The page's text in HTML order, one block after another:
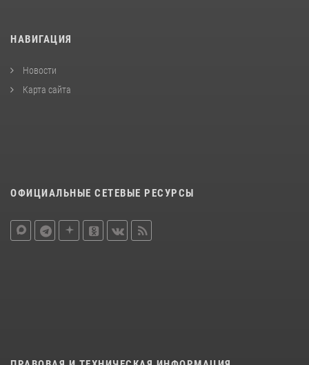
НАВИГАЦИЯ
Новости
Карта сайта
ОФИЦИАЛЬНЫЕ СЕТЕВЫЕ РЕСУРСЫ